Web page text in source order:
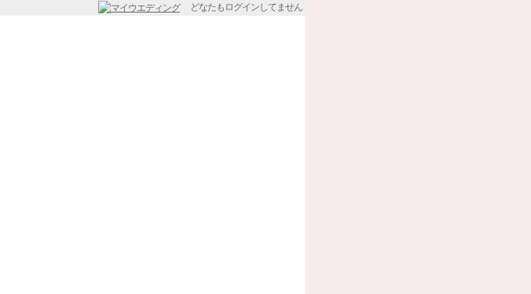
どなたもログインしてません